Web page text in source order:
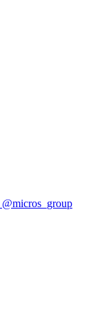
@micros_group